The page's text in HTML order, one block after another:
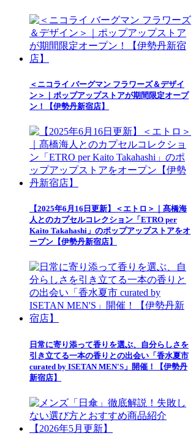
＜ニコライ バーグマン フラワーズ＆デザイ
ン＞｜ポップアップストアが期間限定オープ
ン！【伊勢丹新宿店】
【2025年6月16日更新】＜エトロ＞｜髙橋海
人とのカプセルコレクション「ETRO per
Kaito Takahashi」のポップアップストアをオ
ープン【伊勢丹新宿店】
日常に寄り添って香りを選ぶ、自分らしさを
引き立てる一本の香りとの出会い「香水夏市
curated by ISETAN MEN'S」開催！【伊勢丹
新宿店】